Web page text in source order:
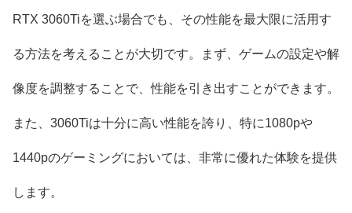
RTX 3060Tiを選ぶ場合でも、その性能を最大限に活用す
る方法を考えることが大切です。まず、ゲームの設定や解
像度を調整することで、性能を引き出すことができます。
また、3060Tiは十分に高い性能を誇り、特に1080pや
1440pのゲーミングにおいては、非常に優れた体験を提供
します。